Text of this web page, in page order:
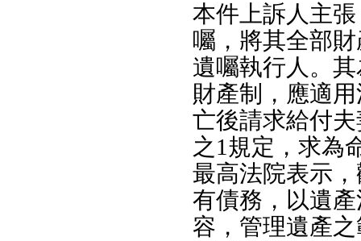
本件上訴人主
囑，將其全部
遺囑執行人。
財產制，應適
亡後請求給付
之1規定，求為
最高法院表示
有債務，以遺
容，管理遺產